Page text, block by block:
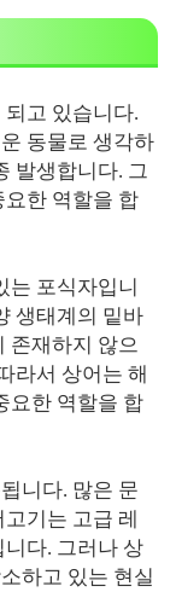
고 있습니다.
동물로 생각하
발생합니다. 그
한 역할을 합
는 포식자입니
생태계의 밑바
존재하지 않으
라서 상어는 해
요한 역할을 합
니다. 많은 문
기는 고급 레
다. 그러나 상
하고 있는 현실